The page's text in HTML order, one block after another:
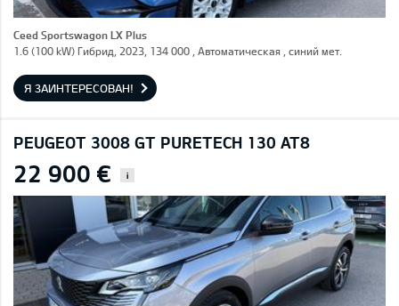
Ceed Sportswagon LX Plus
1.6 (100 kW) Гибрид, 2023, 134 000 , Автоматическая , синий мет.
Я ЗАИНТЕРЕСОВАН!
PEUGEOT 3008 GT PURETECH 130 AT8
22 900 € i